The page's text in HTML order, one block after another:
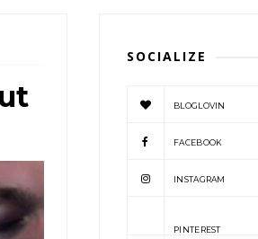
SOCIALIZE
BLOGLOVIN
FACEBOOK
INSTAGRAM
PINTEREST